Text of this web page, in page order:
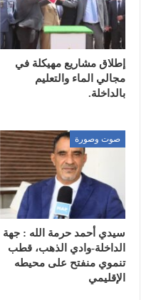
إطلاق مشاريع مهيكلة في
مجالي الماء والتعليم
بالداخلة.
صوت وصورة
سيدي أحمد حرمة الله : جهة
الداخلة-وادي الذهب، قطب
تنموي منفتح على محيطه
الإقليمي